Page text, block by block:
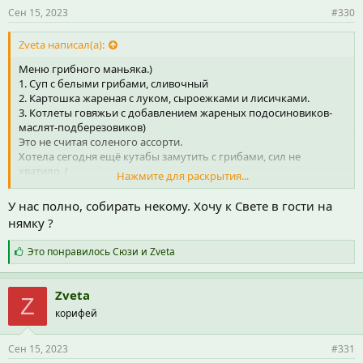
Сен 15, 2023 #330
Zveta написал(а):
Меню грибного маньяка.)
1. Суп с белыми грибами, сливочный
2. Картошка жареная с луком, сыроежками и лисичками.
3. Котлеты говяжьи с добавлением жареных подосиновиков-
маслят-подберезовиков)
Это не считая соленого ассорти.
Хотела сегодня ещё кутабы замутить с грибами, сил не
хватило. (
И, это не считая, что всю осень всё с грибами - яичница (люблю
с зонтиками), если зонтиков нет, то с любыми.
Макароны с грибами, гречка с грибами, голубцы с грибами, все
с грибами)))
Но, похоже наступает перерыв, засуха у нас и жара, в такую
погоду в нашем лесу даже поганки не растут.
Нажмите для раскрытия...
У нас полно, собирать некому. Хочу к Свете в гости на
нямку ?
С
и
м
п
а
т
и
и
:
Это понравилосьСюзи и Zveta
Z Zveta
корифей
Сен 15, 2023 #331